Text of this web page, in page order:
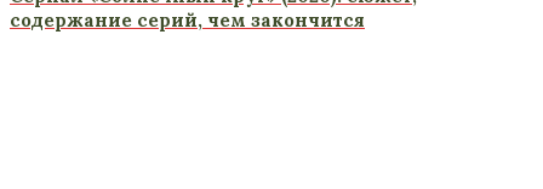
содержание серий, чем закончится